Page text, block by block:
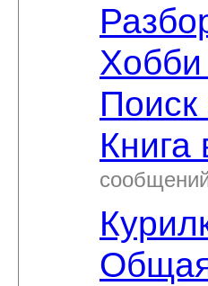
Хобби
Поиск
Книга